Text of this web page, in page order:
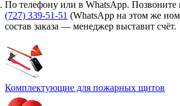
По телефону или в WhatsApp. Позвоните
(727) 339-51-51 (WhatsApp на этом же
состав заказа — менеджер выставит счёт.
Комплектующие для пожарных щитов